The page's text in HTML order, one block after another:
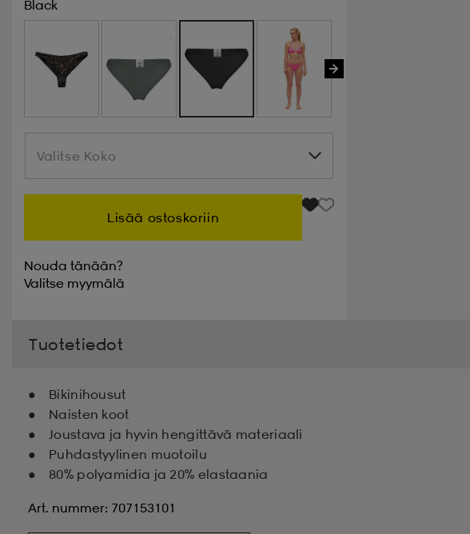
Black
Valitse Koko
Valitse Koko
Lisää ostoskoriin
Nouda tänään?
Valitse myymälä
Tuotetiedot
Bikinihousut
Naisten koot
Joustava ja hyvin hengittävä materiaali
Puhdastyylinen muotoilu
80% polyamidia ja 20% elastaania
Art. nummer: 707153101